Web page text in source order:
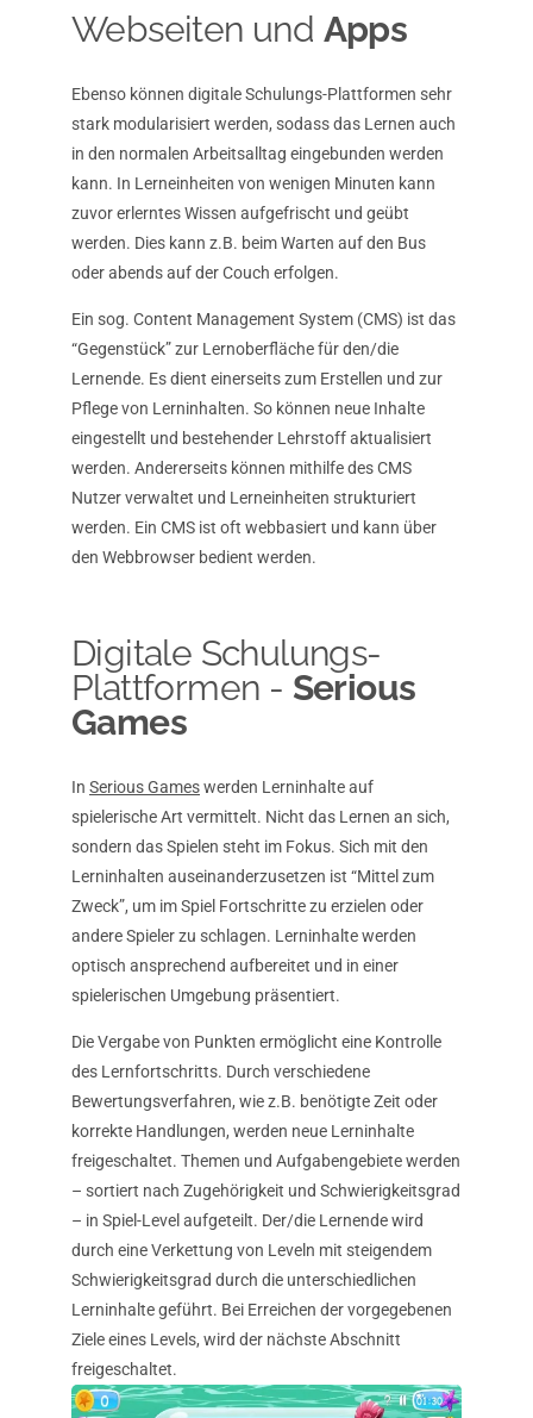
Webseiten und Apps
Ebenso können digitale Schulungs-Plattformen sehr
stark modularisiert werden, sodass das Lernen auch
in den normalen Arbeitsalltag eingebunden werden
kann. In Lerneinheiten von wenigen Minuten kann
zuvor erlerntes Wissen aufgefrischt und geübt
werden. Dies kann z.B. beim Warten auf den Bus
oder abends auf der Couch erfolgen.
Ein sog. Content Management System (CMS) ist das
“Gegenstück” zur Lernoberfläche für den/die
Lernende. Es dient einerseits zum Erstellen und zur
Pflege von Lerninhalten. So können neue Inhalte
eingestellt und bestehender Lehrstoff aktualisiert
werden. Andererseits können mithilfe des CMS
Nutzer verwaltet und Lerneinheiten strukturiert
werden. Ein CMS ist oft webbasiert und kann über
den Webbrowser bedient werden.
Digitale Schulungs-
Plattformen - Serious
Games
In Serious Gameswerden Lerninhalte auf
spielerische Art vermittelt. Nicht das Lernen an sich,
sondern das Spielen steht im Fokus. Sich mit den
Lerninhalten auseinanderzusetzen ist “Mittel zum
Zweck”, um im Spiel Fortschritte zu erzielen oder
andere Spieler zu schlagen. Lerninhalte werden
optisch ansprechend aufbereitet und in einer
spielerischen Umgebung präsentiert.
Die Vergabe von Punkten ermöglicht eine Kontrolle
des Lernfortschritts. Durch verschiedene
Bewertungsverfahren, wie z.B. benötigte Zeit oder
korrekte Handlungen, werden neue Lerninhalte
freigeschaltet. Themen und Aufgabengebiete werden
– sortiert nach Zugehörigkeit und Schwierigkeitsgrad
– in Spiel-Level aufgeteilt. Der/die Lernende wird
durch eine Verkettung von Leveln mit steigendem
Schwierigkeitsgrad durch die unterschiedlichen
Lerninhalte geführt. Bei Erreichen der vorgegebenen
Ziele eines Levels, wird der nächste Abschnitt
freigeschaltet.